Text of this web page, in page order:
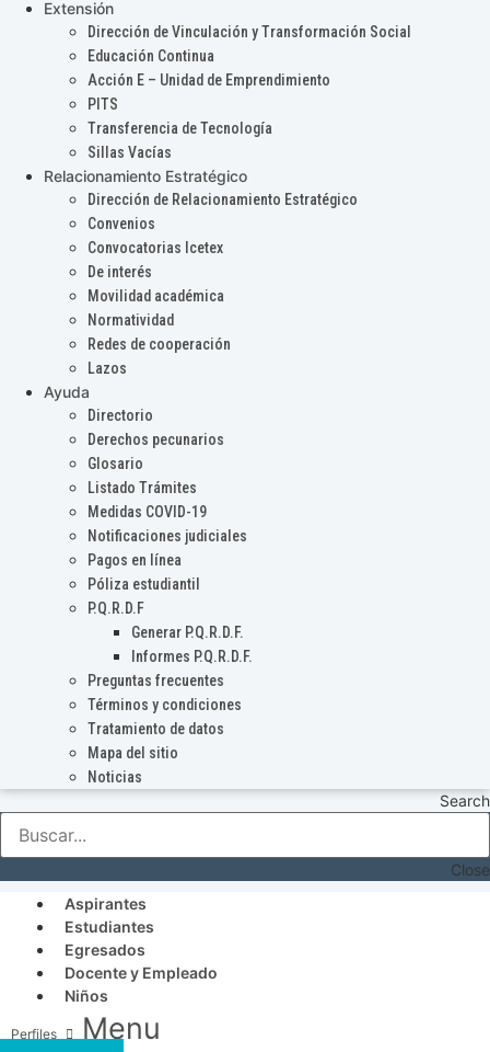
Extensión
Dirección de Vinculación y Transformación Social
Educación Continua
Acción E – Unidad de Emprendimiento
PITS
Transferencia de Tecnología
Sillas Vacías
Relacionamiento Estratégico
Dirección de Relacionamiento Estratégico
Convenios
Convocatorias Icetex
De interés
Movilidad académica
Normatividad
Redes de cooperación
Lazos
Ayuda
Directorio
Derechos pecunarios
Glosario
Listado Trámites
Medidas COVID-19
Notificaciones judiciales
Pagos en línea
Póliza estudiantil
P.Q.R.D.F
Generar P.Q.R.D.F.
Informes P.Q.R.D.F.
Preguntas frecuentes
Términos y condiciones
Tratamiento de datos
Mapa del sitio
Noticias
Search
Close
Aspirantes
Estudiantes
Egresados
Docente y Empleado
Niños
Menu